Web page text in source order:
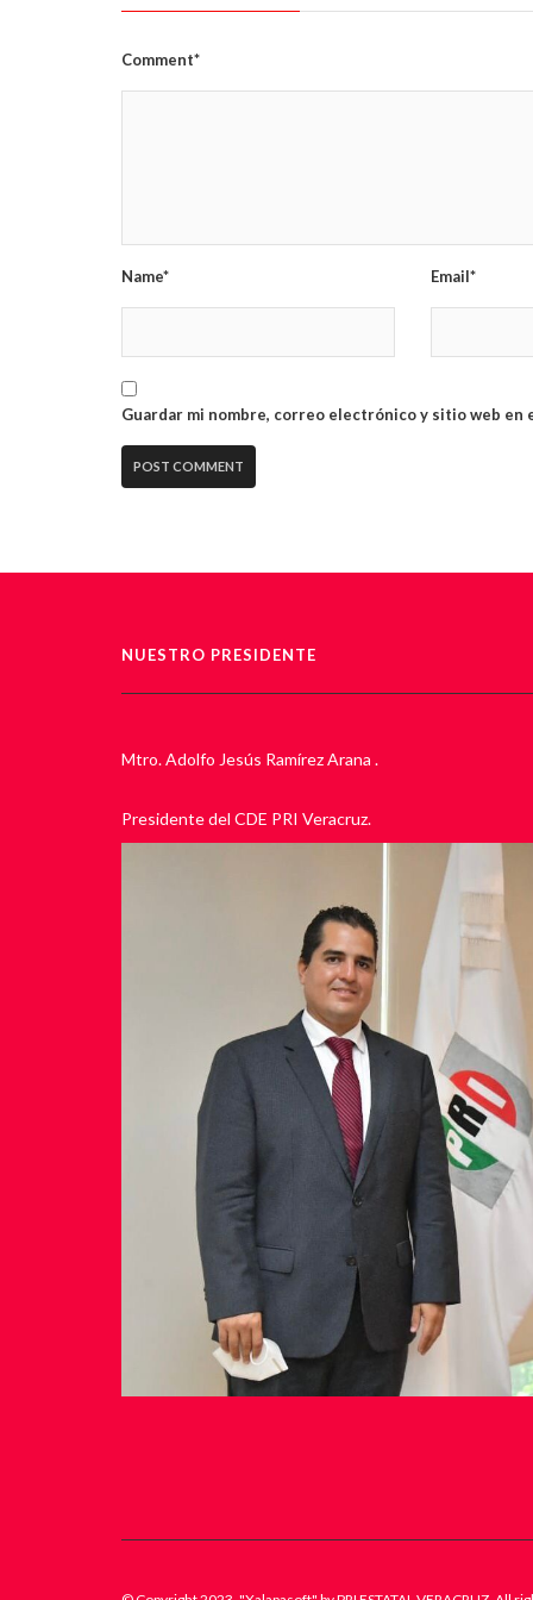
Comment*
Name* Email*
Guardar mi nombre, correo electrónico y sitio web en
NUESTRO PRESIDENTE
Mtro. Adolfo Jesús Ramírez Arana .
Presidente del CDE PRI Veracruz.